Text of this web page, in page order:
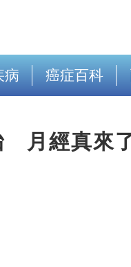
病 癌症百科
月經真來